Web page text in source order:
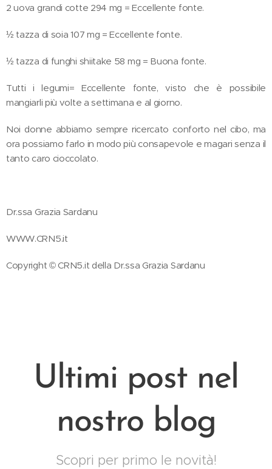
2 uova grandi cotte 294 mg = Eccellente fonte.
½ tazza di soia 107 mg = Eccellente fonte.
½ tazza di funghi shiitake 58 mg = Buona fonte.
Tutti i legumi= Eccellente fonte, visto che è possibile
mangiarli più volte a settimana e al giorno.
Noi donne abbiamo sempre ricercato conforto nel cibo, ma
ora possiamo farlo in modo più consapevole e magari senza il
tanto caro cioccolato.
Dr.ssa Grazia Sardanu
WWW.CRN5.it
Copyright © CRN5.it della Dr.ssa Grazia Sardanu
Ultimi post nel
nostro blog
Scopri per primo le novità!